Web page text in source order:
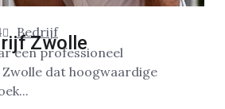
Bedrijf
Zwolle
een professioneel
dat hoogwaardige